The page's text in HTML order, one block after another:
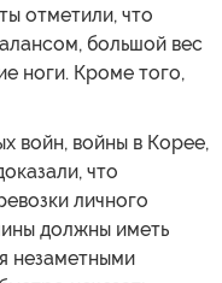
отметили, что
большой вес
ноги. Кроме того,
войн, войны в Корее,
что
личного
должны иметь
незаметными